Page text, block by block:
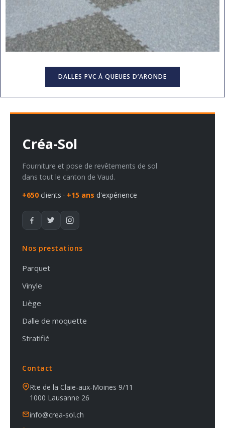
DALLES PVC À QUEUES D’ARONDE
Créa-Sol
Fourniture et pose de revêtements de sol
dans tout le canton de Vaud.
+650 clients · +15 ans d'expérience
Nos prestations
Parquet
Vinyle
Liège
Dalle de moquette
Stratifié
Contact
Rte de la Claie-aux-Moines 9/11
1000 Lausanne 26
info@crea-sol.ch